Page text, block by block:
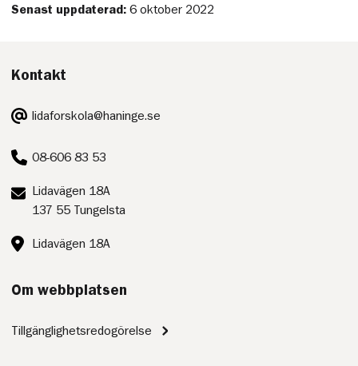
Senast uppdaterad:6 oktober 2022
Kontakt
E-
post:
lidaforskola@haninge.se
Telefon:
08-606 83 53
Postadress:
Lidavägen 18A
137 55 Tungelsta
Besöksadress:
Lidavägen 18A
Om webbplatsen
Tillgänglighetsredogörelse